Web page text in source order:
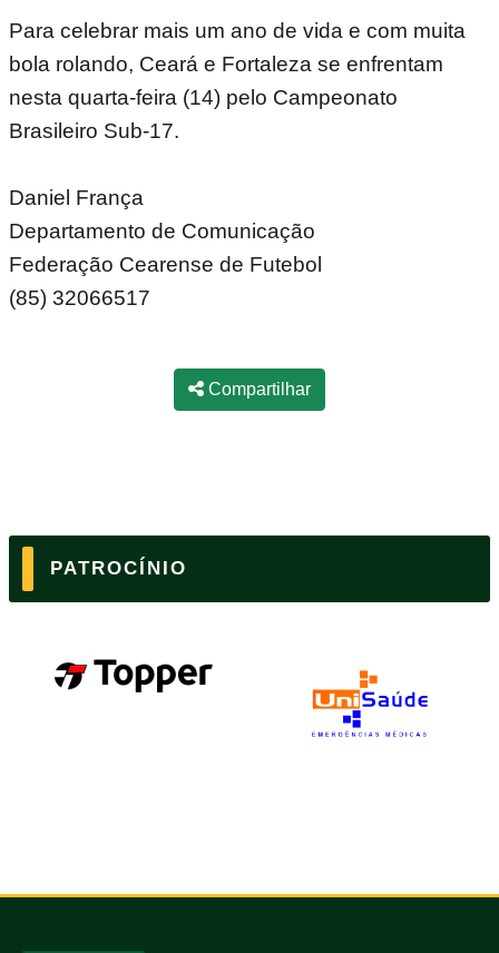
Para celebrar mais um ano de vida e com muita
bola rolando, Ceará e Fortaleza se enfrentam
nesta quarta-feira (14) pelo Campeonato
Brasileiro Sub-17.
Daniel França
Departamento de Comunicação
Federação Cearense de Futebol
(85) 32066517
Compartilhar
PATROCÍNIO